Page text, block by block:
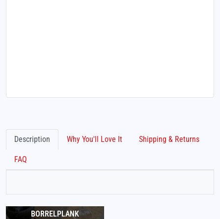
Description Why You'll Love It Shipping & Returns
FAQ
BORRELPLANK